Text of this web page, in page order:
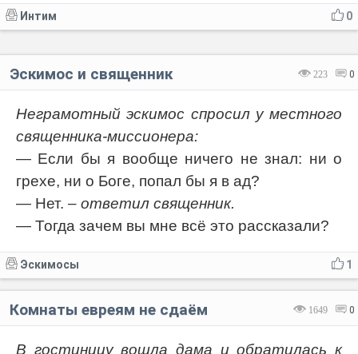
0
Интим
223 0
Эскимос и священник
Неграмотный эскимос спросил у местного
священника-миссионера:
— Если бы я вообще ничего не знал: ни о
грехе, ни о Боге, попал бы я в ад?
— Нет. – ответил священник.
— Тогда зачем вы мне всё это рассказали?
1
Эскимосы
1649 0
Комнаты евреям не сдаём
В гостиницу вошла дама и обратилась к